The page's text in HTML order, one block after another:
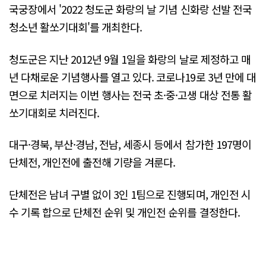
국궁장에서 '2022 청도군 화랑의 날 기념 신화랑 선발 전국
청소년 활쏘기대회'를 개최한다.
청도군은 지난 2012년 9월 1일을 화랑의 날로 제정하고 매
년 다채로운 기념행사를 열고 있다. 코로나19로 3년 만에 대
면으로 치러지는 이번 행사는 전국 초·중·고생 대상 전통 활
쏘기대회로 치러진다.
대구·경북, 부산·경남, 전남, 세종시 등에서 참가한 197명이
단체전, 개인전에 출전해 기량을 겨룬다.
단체전은 남녀 구별 없이 3인 1팀으로 진행되며, 개인전 시
수 기록 합으로 단체전 순위 및 개인전 순위를 결정한다.